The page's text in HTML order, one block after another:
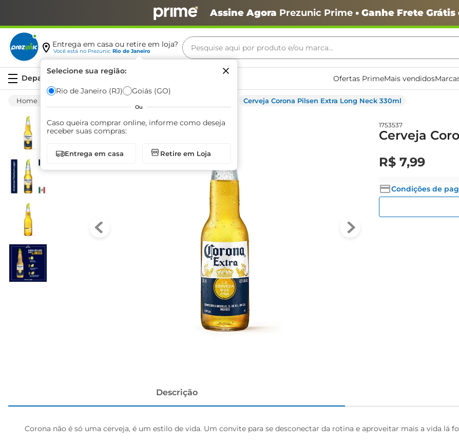
Assine Agora Prezunic Prime• Ganhe Frete Grátis
Entrega em casa ou retire em loja?
Você está no Prezunic Rio de Janeiro
Selecione sua região:
Rio de Janeiro (RJ) Goiás (GO)
Ou
Caso queira comprar online, informe como deseja
receber suas compras:
Entrega em casa Retire em Loja
Pesquise aqui por produto e/ou marca...
Ofertas PrimeMais vendidos
Cerveja Corona Pilsen Extra Long Neck 330ml
1753537
Cerveja
R$ 7,99
Condições de
Descrição
Corona não é só uma cerveja, é um estilo de vida. Um convite para se desconectar da rotina e aproveitar mais a vida lá
Termos mais buscados
café
biscoito
azeite
arroz
iogurte
papel higiênico
cerveja